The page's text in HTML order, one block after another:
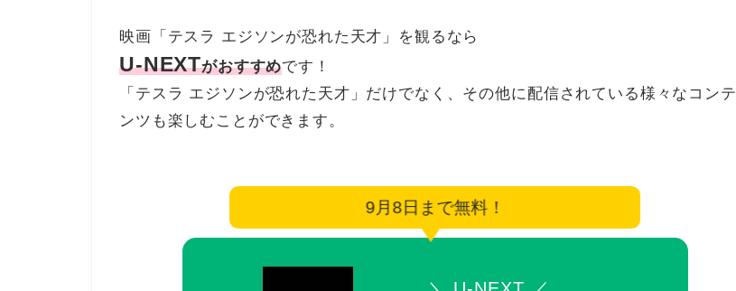
映画「テスラ エジソンが恐れた天才」を観るなら
U-NEXTがおすすめです！
「テスラ エジソンが恐れた天才」だけでなく、その他に配信されている様々なコンテ
ンツも楽しむことができます。
9月8日まで無料！